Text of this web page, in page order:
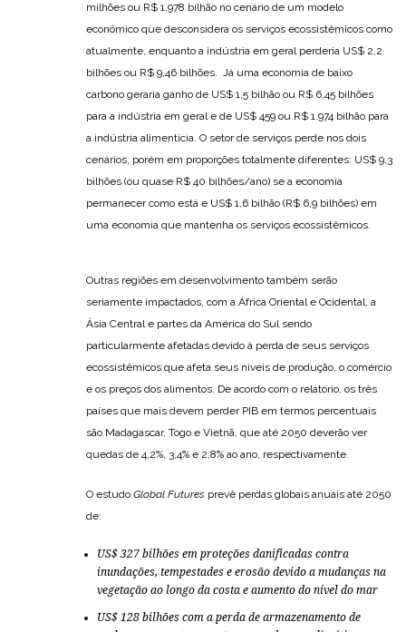
milhões ou R$ 1.978 bilhão no cenário de um modelo
econômico que desconsidera os serviços ecossistêmicos como
atualmente, enquanto a indústria em geral perderia US$ 2,2
bilhões ou R$ 9,46 bilhões. Já uma economia de baixo
carbono geraria ganho de US$ 1,5 bilhão ou R$ 6,45 bilhões
para a indústria em geral e de US$ 459 ou R$ 1.974 bilhão para
a indústria alimentícia. O setor de serviços perde nos dois
cenários, porém em proporções totalmente diferentes: US$ 9,3
bilhões (ou quase R$ 40 bilhões/ano) se a economia
permanecer como está e US$ 1,6 bilhão (R$ 6,9 bilhões) em
uma economia que mantenha os serviços ecossistêmicos.
Outras regiões em desenvolvimento também serão
seriamente impactados, com a África Oriental e Ocidental, a
Ásia Central e partes da América do Sul sendo
particularmente afetadas devido à perda de seus serviços
ecossistêmicos que afeta seus níveis de produção, o comércio
e os preços dos alimentos. De acordo com o relatório, os três
países que mais devem perder PIB em termos percentuais
são Madagascar, Togo e Vietnã, que até 2050 deverão ver
quedas de 4,2%, 3,4% e 2,8% ao ano, respectivamente.
O estudo Global Futures prevê perdas globais anuais até 2050
de:
US$ 327 bilhões em proteções danificadas contra
inundações, tempestades e erosão devido a mudanças na
vegetação ao longo da costa e aumento do nível do mar
US$ 128 bilhões com a perda de armazenamento de